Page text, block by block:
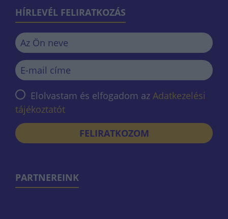
HÍRLEVÉL FELIRATKOZÁS
Elolvastam és elfogadom az Adatkezelési
tájékoztatót
FELIRATKOZOM
PARTNEREINK